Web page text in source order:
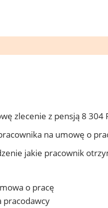
zlecenie z pensją 8
na umowę o
jakie pracownik
o pracę
pracodawcy